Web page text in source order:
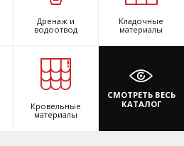
Дренаж и
водоотвод
Кладочные
материалы
Кровельные
материалы
СМОТРЕТЬ ВЕСЬ
КАТАЛОГ